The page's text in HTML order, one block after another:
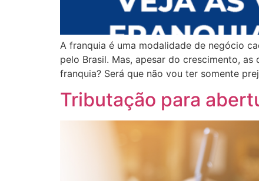
A franquia é uma modalidade de negócio
pelo Brasil. Mas, apesar do crescimento,
franquia? Será que não vou ter somente
Tributação para